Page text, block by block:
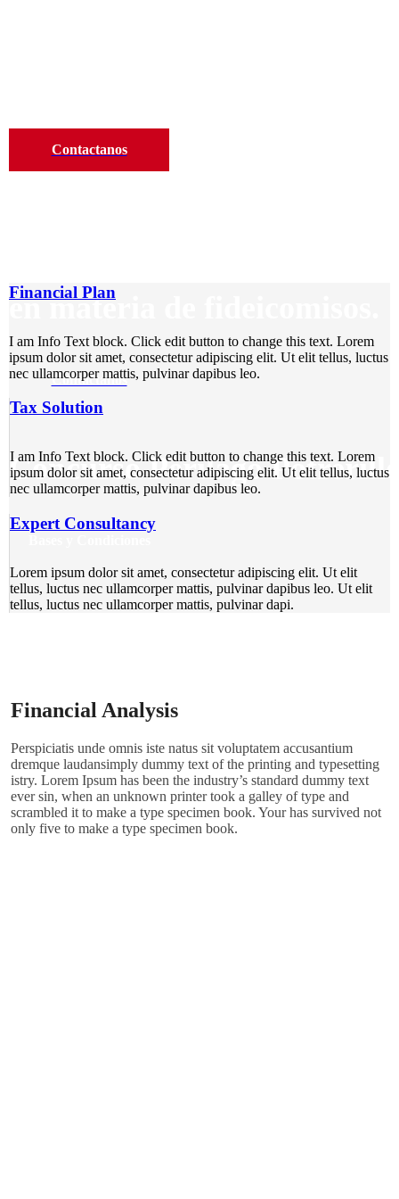
Contactanos
en materia de fideicomisos.
Contactanos
Concurso Perilago
Financial Plan
I am Info Text block. Click edit button to change this text. Lorem
ipsum dolor sit amet, consectetur adipiscing elit. Ut elit tellus, luctus
nec ullamcorper mattis, pulvinar dapibus leo.
Tax Solution
I am Info Text block. Click edit button to change this text. Lorem
ipsum dolor sit amet, consectetur adipiscing elit. Ut elit tellus, luctus
nec ullamcorper mattis, pulvinar dapibus leo.
Expert Consultancy
Lorem ipsum dolor sit amet, consectetur adipiscing elit. Ut elit
tellus, luctus nec ullamcorper mattis, pulvinar dapibus leo. Ut elit
tellus, luctus nec ullamcorper mattis, pulvinar dapi.
Financial Analysis
Perspiciatis unde omnis iste natus sit voluptatem accusantium
dremque laudansimply dummy text of the printing and typesetting
istry. Lorem Ipsum has been the industry’s standard dummy text
ever sin, when an unknown printer took a galley of type and
scrambled it to make a type specimen book. Your has survived not
only five to make a type specimen book.